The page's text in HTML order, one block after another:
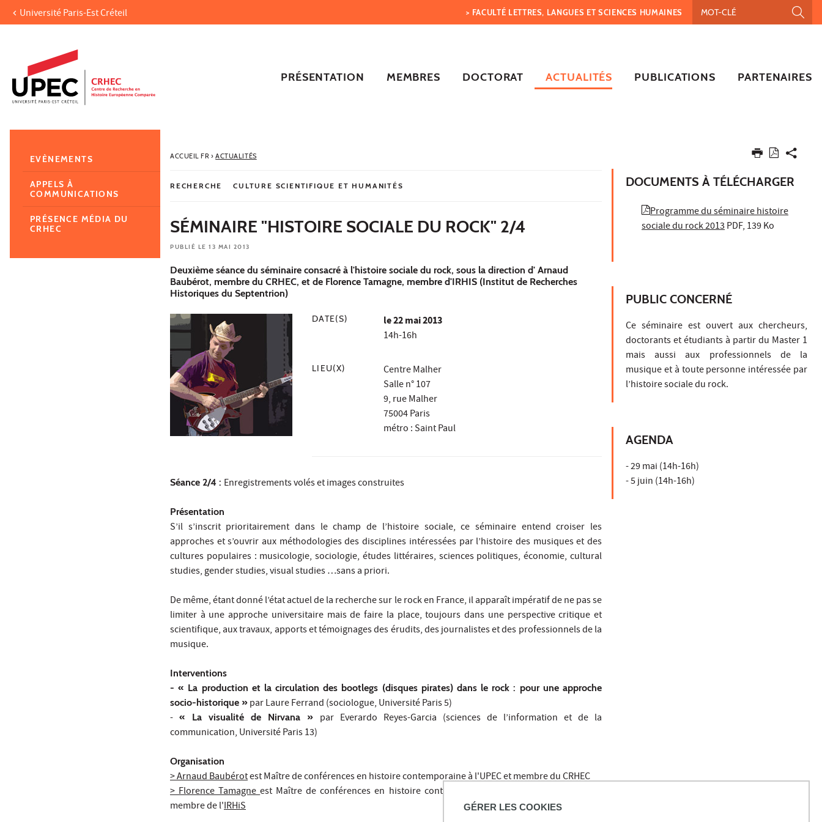
GÉRER LES COOKIES
Aller au contenu
Recherche
Navigation secondaire
Université Paris-Est Créteil > FACULTÉ LETTRES, LANGUES ET SCIENCES HUMAINES
PRÉSENTATION MEMBRES DOCTORAT ACTUALITÉS PUBLICATIONS PARTENAIRES
ACCUEIL FR› ACTUALITÉS
RECHERCHE CULTURE SCIENTIFIQUE ET HUMANITÉS
SÉMINAIRE "HISTOIRE SOCIALE DU ROCK" 2/4
PUBLIÉ LE 13 MAI 2013
Deuxième séance du séminaire consacré à l'histoire sociale du rock, sous la direction d' Arnaud
Baubérot, membre du CRHEC, et de Florence Tamagne, membre d'IRHIS (Institut de Recherches
Historiques du Septentrion)
DATE(S) le22 mai 2013
14h-16h
LIEU(X)
Centre Malher
Salle n° 107
9, rue Malher
75004 Paris
métro : Saint Paul
Séance 2/4 : Enregistrements volés et images construites
Présentation
S’il s’inscrit prioritairement dans le champ de l’histoire sociale, ce séminaire entend croiser les
approches et s’ouvrir aux méthodologies des disciplines intéressées par l’histoire des musiques et des
cultures populaires : musicologie, sociologie, études littéraires, sciences politiques, économie, cultural
studies, gender studies, visual studies …sans a priori.
De même, étant donné l’état actuel de la recherche sur le rock en France, il apparaît impératif de ne pas se
limiter à une approche universitaire mais de faire la place, toujours dans une perspective critique et
scientifique, aux travaux, apports et témoignages des érudits, des journalistes et des professionnels de la
musique.
Interventions
- « La production et la circulation des bootlegs (disques pirates) dans le rock : pour une approche
socio-historique » par Laure Ferrand (sociologue, Université Paris 5)
- « La visualité de Nirvana » par Everardo Reyes-Garcia (sciences de l’information et de la
communication, Université Paris 13)
Organisation
> Arnaud Baubérotest Maître de conférences en histoire contemporaine à l'UPEC et membre du CRHEC
> Florence Tamagneest Maître de conférences en histoire contemporaine à l'Université de Lille 3 et
membre de l'IRHiS
DOCUMENTS À TÉLÉCHARGER
Programme du séminaire histoire
sociale du rock 2013PDF, 139 Ko
PUBLIC CONCERNÉ
Ce séminaire est ouvert aux chercheurs,
doctorants et étudiants à partir du Master 1
mais aussi aux professionnels de la
musique et à toute personne intéressée par
l’histoire sociale du rock.
AGENDA
- 29 mai (14h-16h)
- 5 juin (14h-16h)
EVÈNEMENTS
APPELS À
COMMUNICATIONS
PRÉSENCE MÉDIA DU
CRHEC